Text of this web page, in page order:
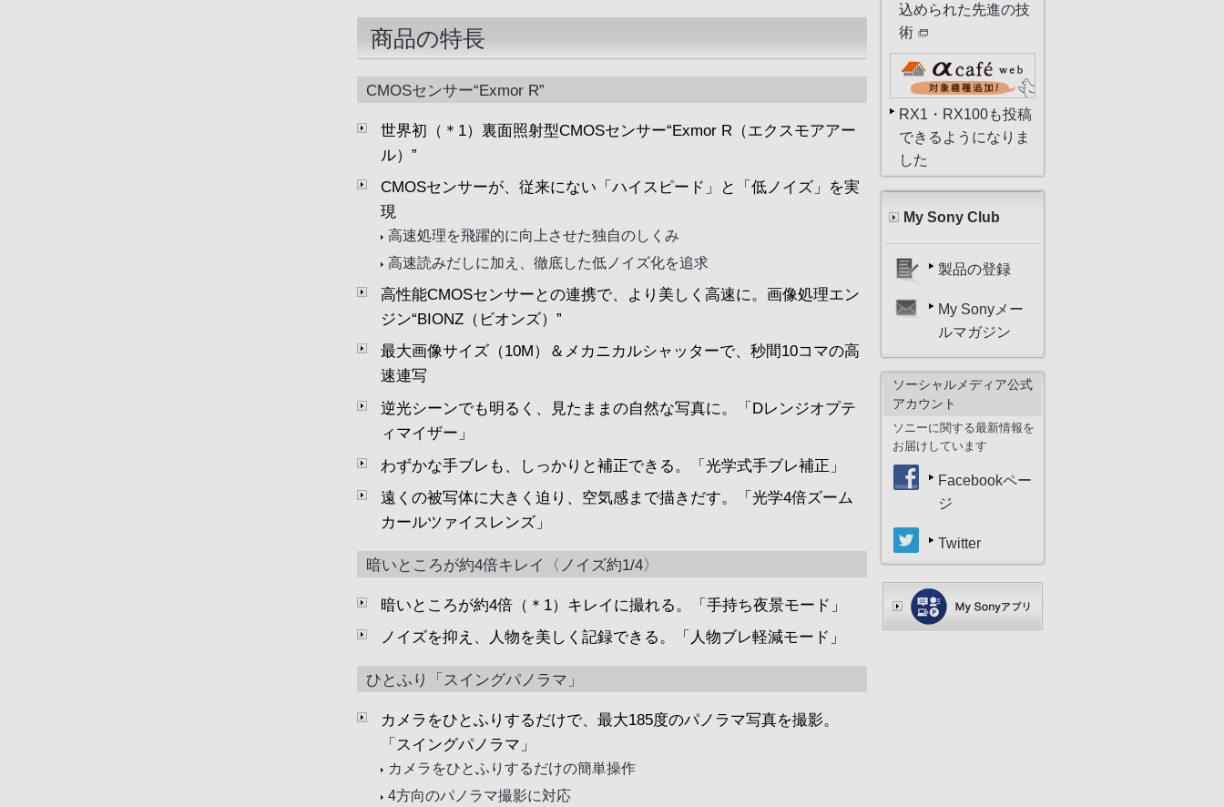
商品の特長
CMOSセンサー“Exmor R”
世界初（＊1）裏面照射型CMOSセンサー“Exmor R（エクスモアアー
ル）”
CMOSセンサーが、従来にない「ハイスピード」と「低ノイズ」を実
現
高速処理を飛躍的に向上させた独自のしくみ
高速読みだしに加え、徹底した低ノイズ化を追求
高性能CMOSセンサーとの連携で、より美しく高速に。画像処理エン
ジン“BIONZ（ビオンズ）”
最大画像サイズ（10M）＆メカニカルシャッターで、秒間10コマの高
速連写
逆光シーンでも明るく、見たままの自然な写真に。「Dレンジオプテ
ィマイザー」
わずかな手ブレも、しっかりと補正できる。「光学式手ブレ補正」
遠くの被写体に大きく迫り、空気感まで描きだす。「光学4倍ズーム
カールツァイスレンズ」
暗いところが約4倍キレイ〈ノイズ約1/4〉
暗いところが約4倍（＊1）キレイに撮れる。「手持ち夜景モード」
ノイズを抑え、人物を美しく記録できる。「人物ブレ軽減モード」
ひとふり「スイングパノラマ」
カメラをひとふりするだけで、最大185度のパノラマ写真を撮影。
「スイングパノラマ」
カメラをひとふりするだけの簡単操作
4方向のパノラマ撮影に対応
込められた先進の技
術
RX1・RX100も投稿
できるようになりま
した
My Sony Club
製品の登録
My Sonyメー
ルマガジン
ソーシャルメディア公式
アカウント
ソニーに関する最新情報を
お届けしています
Facebookペー
ジ
Twitter